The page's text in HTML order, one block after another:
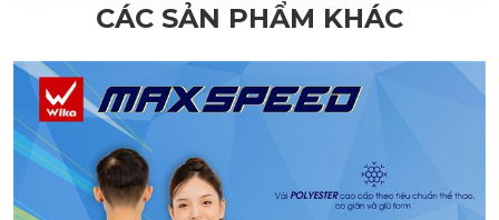
CÁC SẢN PHẨM KHÁC